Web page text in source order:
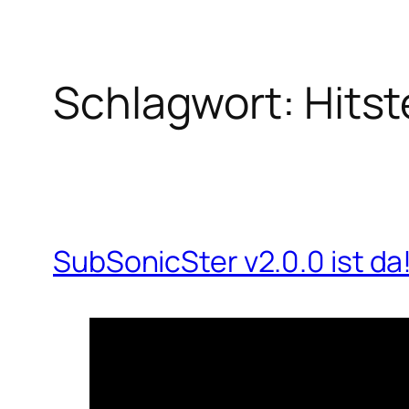
Schlagwort:
SubSonicSter v2.0.0 ist